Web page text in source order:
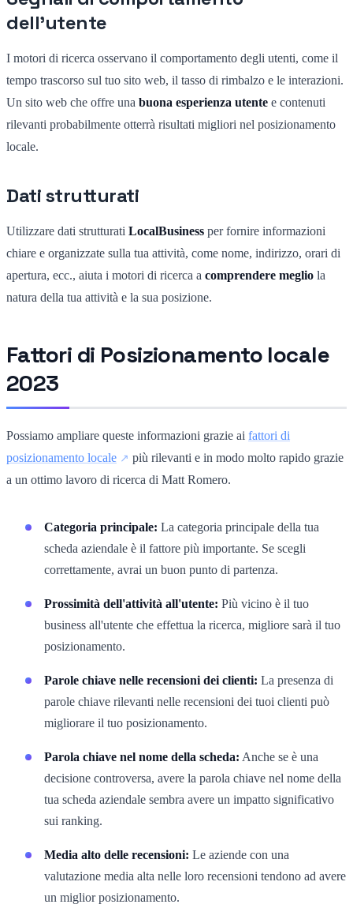
dell'utente
I motori di ricerca osservano il comportamento degli utenti, come il
tempo trascorso sul tuo sito web, il tasso di rimbalzo e le interazioni.
Un sito web che offre una buona esperienza utente e contenuti
rilevanti probabilmente otterrà risultati migliori nel posizionamento
locale.
Dati strutturati
Utilizzare dati strutturati LocalBusiness per fornire informazioni
chiare e organizzate sulla tua attività, come nome, indirizzo, orari di
apertura, ecc., aiuta i motori di ricerca a comprendere meglio la
natura della tua attività e la sua posizione.
Fattori di Posizionamento locale
2023
Possiamo ampliare queste informazioni grazie ai fattori di
posizionamento locale
più rilevanti e in modo molto rapido grazie
a un ottimo lavoro di ricerca di Matt Romero.
Categoria principale: La categoria principale della tua
scheda aziendale è il fattore più importante. Se scegli
correttamente, avrai un buon punto di partenza.
Prossimità dell'attività all'utente: Più vicino è il tuo
business all'utente che effettua la ricerca, migliore sarà il tuo
posizionamento.
Parole chiave nelle recensioni dei clienti: La presenza di
parole chiave rilevanti nelle recensioni dei tuoi clienti può
migliorare il tuo posizionamento.
Parola chiave nel nome della scheda: Anche se è una
decisione controversa, avere la parola chiave nel nome della
tua scheda aziendale sembra avere un impatto significativo
sui ranking.
Media alto delle recensioni: Le aziende con una
valutazione media alta nelle loro recensioni tendono ad avere
un miglior posizionamento.